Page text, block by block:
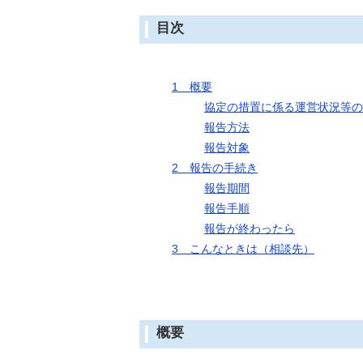
目次
1 概要
協定の措置に係る運営状況等
報告方法
報告対象
2 報告の手続き
報告期間
報告手順
報告が終わったら
3 こんなときは（相談先）
概要